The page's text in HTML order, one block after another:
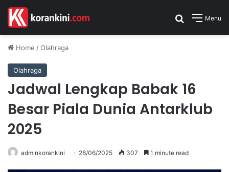
Menu
Search for
Home /Olahraga
Olahraga
Jadwal Lengkap Babak 16
Besar Piala Dunia Antarklub
2025
adminkorankini 28/06/2025 307 1 minute read